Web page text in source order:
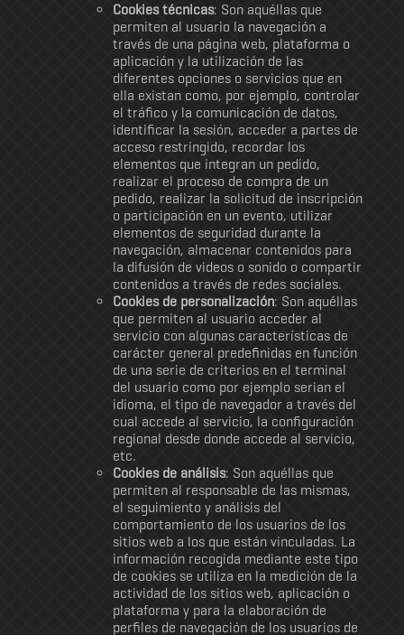
Cookies técnicas: Son aquéllas que
permiten al usuario la navegación a
través de una página web, plataforma o
aplicación y la utilización de las
diferentes opciones o servicios que en
ella existan como, por ejemplo, controlar
el tráfico y la comunicación de datos,
identificar la sesión, acceder a partes de
acceso restringido, recordar los
elementos que integran un pedido,
realizar el proceso de compra de un
pedido, realizar la solicitud de inscripción
o participación en un evento, utilizar
elementos de seguridad durante la
navegación, almacenar contenidos para
la difusión de videos o sonido o compartir
contenidos a través de redes sociales.
Cookies de personalización: Son aquéllas
que permiten al usuario acceder al
servicio con algunas características de
carácter general predefinidas en función
de una serie de criterios en el terminal
del usuario como por ejemplo serian el
idioma, el tipo de navegador a través del
cual accede al servicio, la configuración
regional desde donde accede al servicio,
etc.
Cookies de análisis: Son aquéllas que
permiten al responsable de las mismas,
el seguimiento y análisis del
comportamiento de los usuarios de los
sitios web a los que están vinculadas. La
información recogida mediante este tipo
de cookies se utiliza en la medición de la
actividad de los sitios web, aplicación o
plataforma y para la elaboración de
perfiles de navegación de los usuarios de